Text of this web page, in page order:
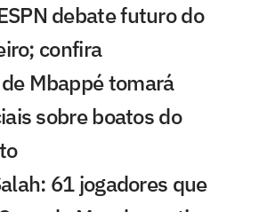
debate futuro do
confira
Mbappé tomará
sobre boatos do
61 jogadores que